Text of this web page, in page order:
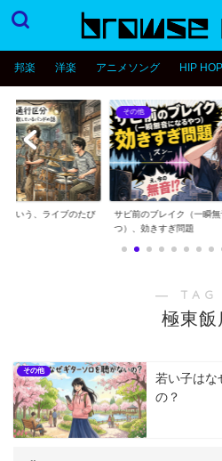
邦楽 洋楽 アニメソング HIP HOP
という、ライブのたび
その他
サビ前のブレイク（一瞬
つ）、効きすぎ問題
―
極東飯
その他
若い子はな
の？